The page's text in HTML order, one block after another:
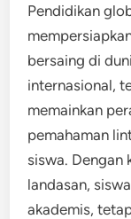
Pendidikan
bersaing di
internasional,
memainkan
pemahaman
siswa. Dengan
landasan,
akademis,